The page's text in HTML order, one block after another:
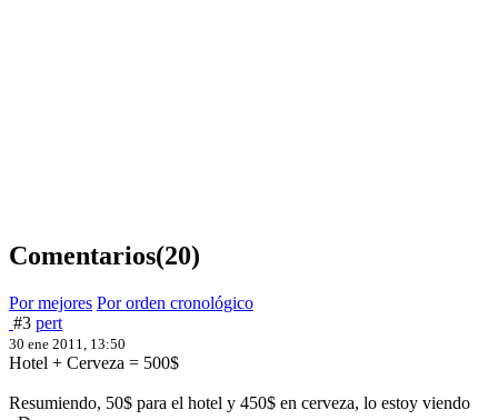
Comentarios(20)
Por mejores Por orden cronológico
#3 pert
30 ene 2011, 13:50
Hotel + Cerveza = 500$
Resumiendo, 50$ para el hotel y 450$ en cerveza, lo estoy viendo